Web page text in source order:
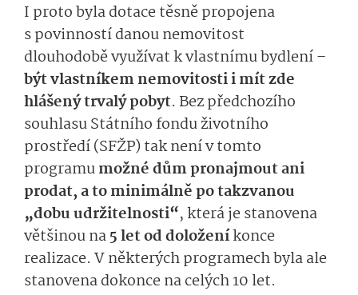
I proto byla dotace těsně propojena
s povinnostída­nounemovitost
dlouhodoběvy­užívat k vlas­tnímu bydlení–
být vlastníkem nemovitosti i mít zde
hlášený trvalý pobyt. Bez předchozího
souhlasu Státního fondu životního
prostředí (SFŽP)takne­nív tomto
programumožné důmpronajmout ani
prodat, a tominimálně po takzvanou
„dobu udržitelnosti“, která je stanovena
většinou na5 letod doloženíkonce
realizace. V něk­terých programech byla ale
stanovena dokonce na celých 10 let.